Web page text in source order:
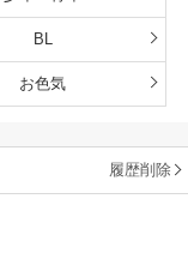
BL
お色気
履歴削除